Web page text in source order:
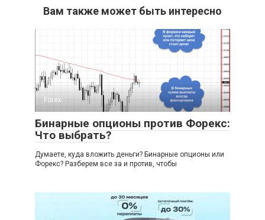
Вам также может быть интересно
Forex
Бинарные опционы против Форекс:
Что выбрать?
Думаете, куда вложить деньги? Бинарные опционы или
Форекс? Разберем все за и против, чтобы